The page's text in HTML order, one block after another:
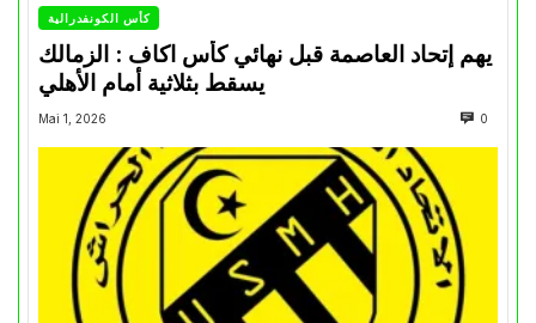
كأس الكونفدرالية
يهم إتحاد العاصمة قبل نهائي كأس اكاف : الزمالك
Mai 1, 2026 0